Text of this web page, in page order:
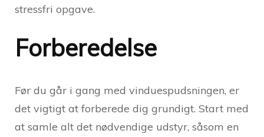
stressfri opgave.
Forberedelse
Før du går i gang med vinduespudsningen, er
det vigtigt at forberede dig grundigt. Start med
at samle alt det nødvendige udstyr, såsom en